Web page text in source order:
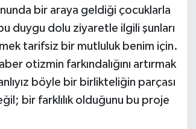
bir araya geldiği çocuklarla
duygu dolu ziyaretle ilgili şunları
tarifsiz bir mutluluk benim için.
otizmin farkındalığını artırmak
böyle bir birlikteliğin parçası
bir farklılık olduğunu bu proje